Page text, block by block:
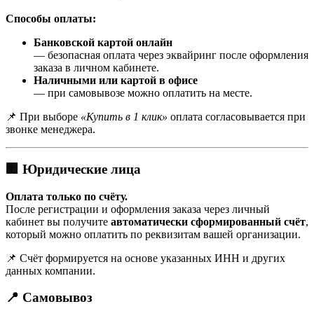
Способы оплаты:
Банковской картой онлайн
— безопасная оплата через эквайринг после оформления
заказа в личном кабинете.
Наличными или картой в офисе
— при самовывозе можно оплатить на месте.
📌 При выборе «Купить в 1 клик» оплата согласовывается при
звонке менеджера.
🏢 Юридические лица
Оплата только по счёту.
После регистрации и оформления заказа через личный
кабинет вы получите автоматически сформированный счёт,
который можно оплатить по реквизитам вашей организации.
📌 Счёт формируется на основе указанных ИНН и других
данных компании.
📍 Самовывоз